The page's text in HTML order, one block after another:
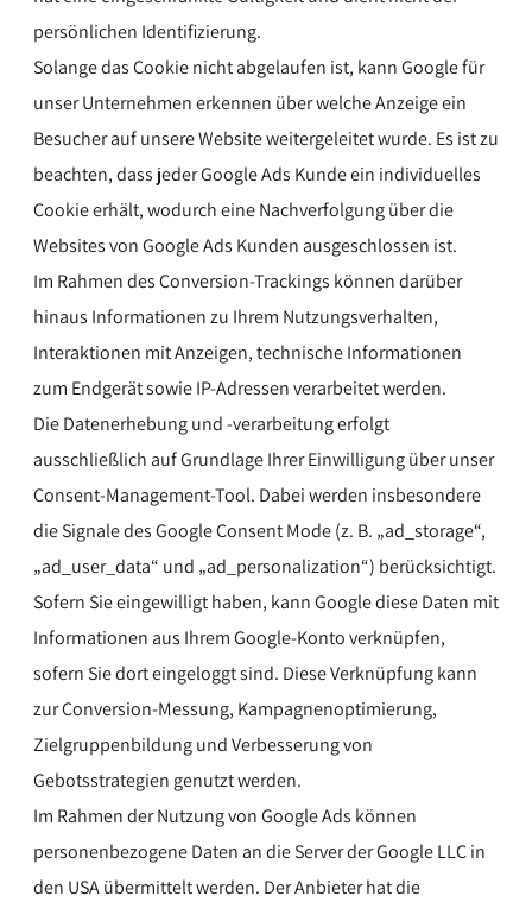
persönlichen Identifizierung.
Solange das Cookie nicht abgelaufen ist, kann Google für
unser Unternehmen erkennen über welche Anzeige ein
Besucher auf unsere Website weitergeleitet wurde. Es ist zu
beachten, dass jeder Google Ads Kunde ein individuelles
Cookie erhält, wodurch eine Nachverfolgung über die
Websites von Google Ads Kunden ausgeschlossen ist.
Im Rahmen des Conversion-Trackings können darüber
hinaus Informationen zu Ihrem Nutzungsverhalten,
Interaktionen mit Anzeigen, technische Informationen
zum Endgerät sowie IP-Adressen verarbeitet werden.
Die Datenerhebung und -verarbeitung erfolgt
ausschließlich auf Grundlage Ihrer Einwilligung über unser
Consent-Management-Tool. Dabei werden insbesondere
die Signale des Google Consent Mode (z. B. „ad_storage“,
„ad_user_data“ und „ad_personalization“) berücksichtigt.
Sofern Sie eingewilligt haben, kann Google diese Daten mit
Informationen aus Ihrem Google-Konto verknüpfen,
sofern Sie dort eingeloggt sind. Diese Verknüpfung kann
zur Conversion-Messung, Kampagnenoptimierung,
Zielgruppenbildung und Verbesserung von
Gebotsstrategien genutzt werden.
Im Rahmen der Nutzung von Google Ads können
personenbezogene Daten an die Server der Google LLC in
den USA übermittelt werden. Der Anbieter hat die